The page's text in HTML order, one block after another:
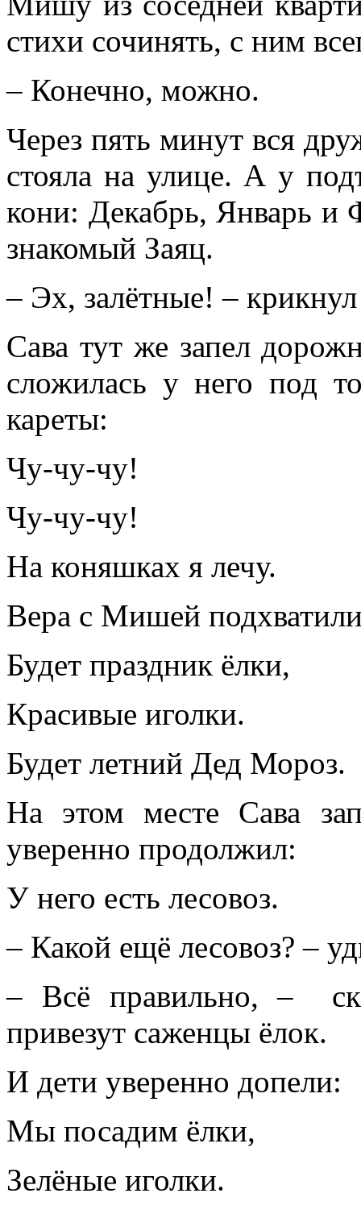
стихи сочинять, с ним
– Конечно, можно.
Через пять минут вся
стояла на улице. А у
кони: Декабрь, Январь и
знакомый Заяц.
– Эх, залётные! –
Сава тут же запел
сложилась у него под
кареты:
Чу-чу-чу!
Чу-чу-чу!
На коняшках я лечу.
Вера с Мишей
Будет праздник ёлки,
Красивые иголки.
Будет летний Дед Мороз.
На этом месте Сава
уверенно продолжил:
У него есть лесовоз.
– Какой ещё лесовоз? –
– Всё правильно, –
привезут саженцы ёлок.
И дети уверенно допели:
Мы посадим ёлки,
Зелёные иголки.